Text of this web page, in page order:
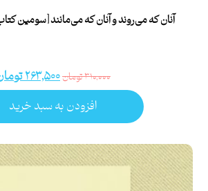
آنان که می‌روند و آنان که می‌مانند [سومین کتاب
۳۱۰,۰۰۰تومان۲۶۳,۵۰۰
افزودن به سبد خرید